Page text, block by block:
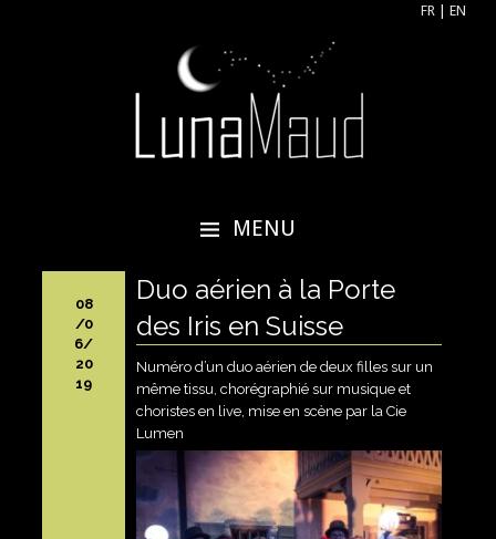
FR |EN
tissu aérien, cerceau aérien
MENU
CONTENU
PRINCIPAL
08
/0
6/
20
19
Duo aérien à la Porte
des Iris en Suisse
Numéro d’un duo aérien de deux filles sur un
même tissu, chorégraphié sur musique et
choristes en live, mise en scène par la Cie
Lumen